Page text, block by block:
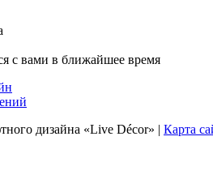
с вами в ближайшее время
дизайна «Live Décor» | Карта